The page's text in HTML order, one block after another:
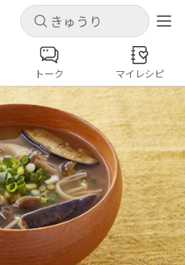
キャンセル
ピを保存できます
新規登録
キャンセル
コンテンツ
マト
とうもろこし
ゴーヤ
トーク マイレシピ